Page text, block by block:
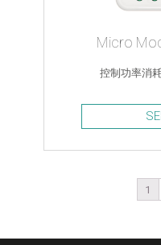
Micro
控制功率消
1